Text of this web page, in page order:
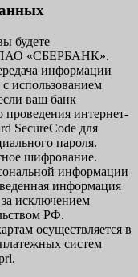
будете
ПАО «СБЕРБАНК».
информации
использованием
ваш банк
проведения интернет-
SecureCode для
пароля.
шифрование.
информации
информация
за исключением
РФ.
осуществляется в
систем